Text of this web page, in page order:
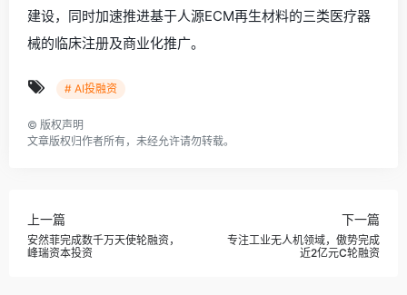
建设，同时加速推进基于人源ECM再生材料的三类医疗器
械的临床注册及商业化推广。
# AI投融资
© 版权声明
文章版权归作者所有，未经允许请勿转载。
上一篇
安然菲完成数千万天使轮融资，
峰瑞资本投资
下一篇
专注工业无人机领域，傲势完成
近2亿元C轮融资